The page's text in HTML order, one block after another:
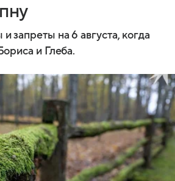
запреты на 6 августа, когда
и Глеба.